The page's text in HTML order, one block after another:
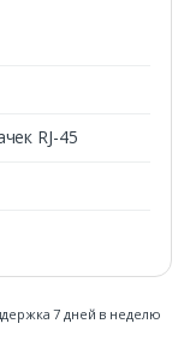
RJ-45
7 дней в неделю